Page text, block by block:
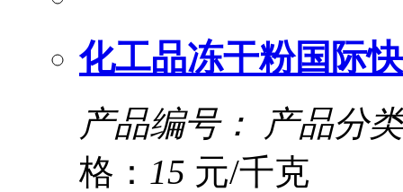
化工品冻干粉国际
产品编号：
产品分
格： 15 元/千克